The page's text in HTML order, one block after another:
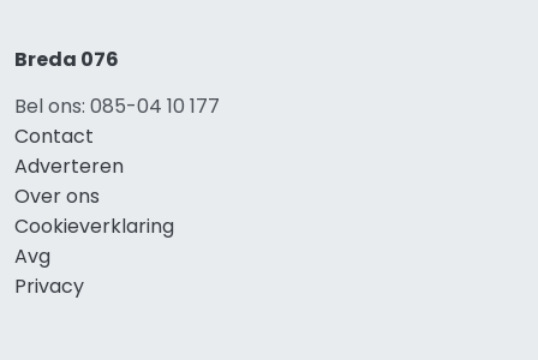
Breda 076
Bel ons: 085-04 10 177
Contact
Adverteren
Over ons
Cookieverklaring
Avg
Privacy